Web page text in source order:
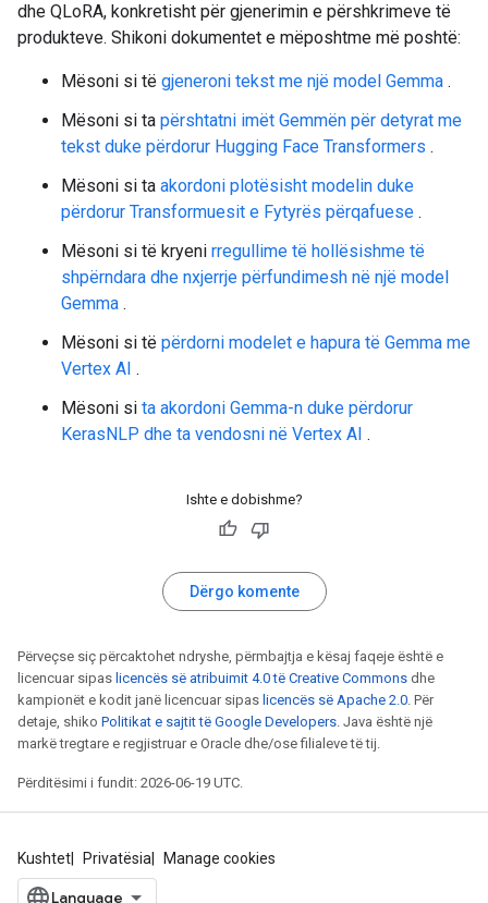
dhe QLoRA, konkretisht për gjenerimin e përshkrimeve të
produkteve. Shikoni dokumentet e mëposhtme më poshtë:
Mësoni si të gjeneroni tekst me një model Gemma .
Mësoni si ta përshtatni imët Gemmën për detyrat me
tekst duke përdorur Hugging Face Transformers .
Mësoni si ta akordoni plotësisht modelin duke
përdorur Transformuesit e Fytyrës përqafuese .
Mësoni si të kryeni rregullime të hollësishme të
shpërndara dhe nxjerrje përfundimesh në një model
Gemma .
Mësoni si të përdorni modelet e hapura të Gemma me
Vertex AI .
Mësoni si ta akordoni Gemma-n duke përdorur
KerasNLP dhe ta vendosni në Vertex AI .
Ishte e dobishme?
Dërgo komente
Përveçse siç përcaktohet ndryshe, përmbajtja e kësaj faqeje është e
licencuar sipas licencës së atribuimit 4.0 të Creative Commons dhe
kampionët e kodit janë licencuar sipas licencës së Apache 2.0. Për
detaje, shiko Politikat e sajtit të Google Developers. Java është një
markë tregtare e regjistruar e Oracle dhe/ose filialeve të tij.
Përditësimi i fundit: 2026-06-19 UTC.
Kushtet Privatësia Manage cookies